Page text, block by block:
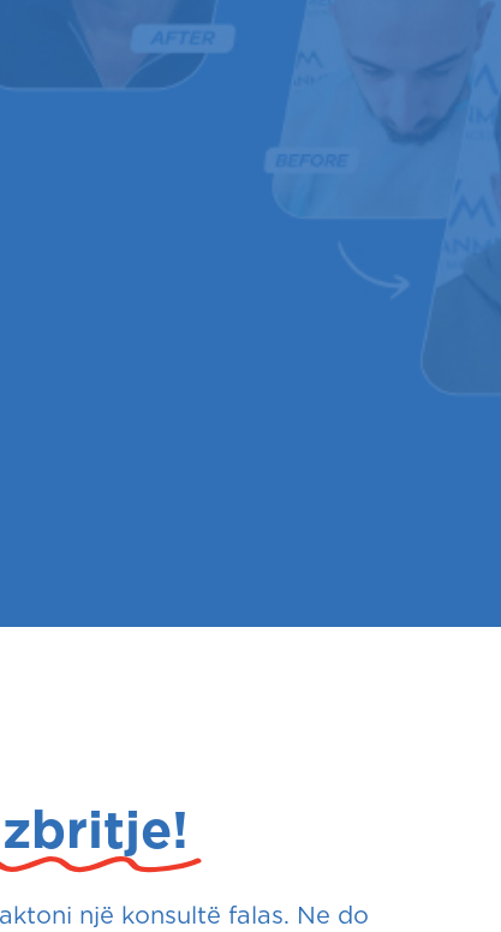
një konsultë falas. Ne do